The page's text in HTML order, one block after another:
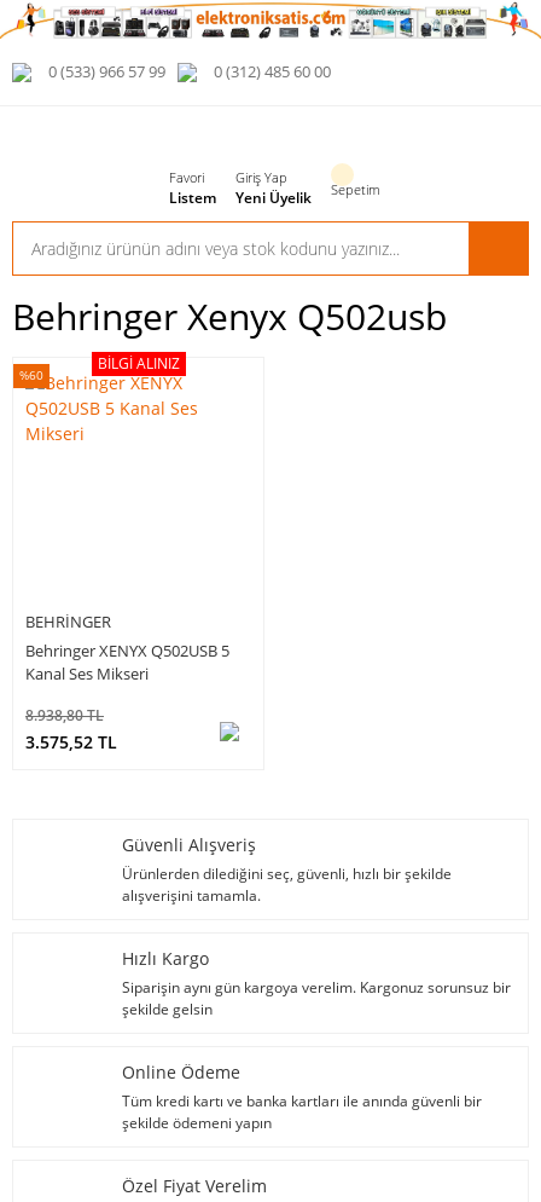
0 (533) 966 57 99 0 (312) 485 60 00
Favori
Listem
Giriş Yap
Yeni Üyelik Sepetim
Behringer Xenyx Q502usb
BILGI ALINIZ
BEHRINGER
Behringer XENYX Q502USB 5
Kanal Ses Mikseri
%60
8.938,80 TL
3.575,52 TL
Güvenli Alışveriş
Ürünlerden dilediğini seç, güvenli, hızlı bir şekilde
alışverişini tamamla.
Hızlı Kargo
Siparişin aynı gün kargoya verelim. Kargonuz sorunsuz bir
şekilde gelsin
Online Ödeme
Tüm kredi kartı ve banka kartları ile anında güvenli bir
şekilde ödemeni yapın
Özel Fiyat Verelim